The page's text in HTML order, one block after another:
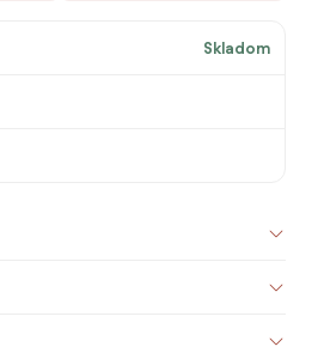
Skladom